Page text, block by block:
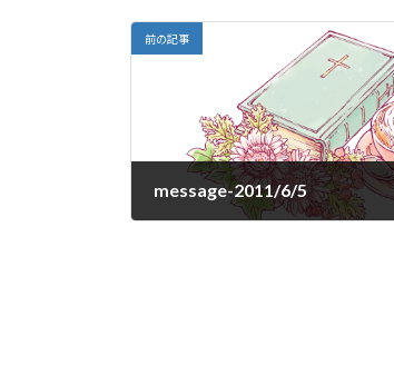
前の記事
message-2011/6/5